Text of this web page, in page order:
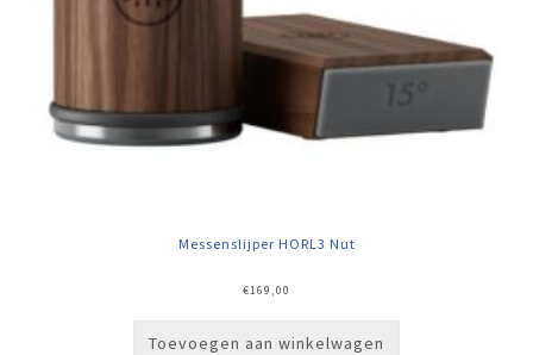
Messenslijper HORL3 Nut
€169,00
Toevoegen aan winkelwagen